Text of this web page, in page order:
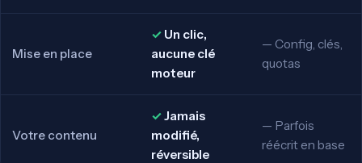
Mise en place
Un clic,
aucune clé
moteur
Config, clés,
quotas
Votre contenu
Jamais
modifié,
réversible
Parfois
réécrit en base